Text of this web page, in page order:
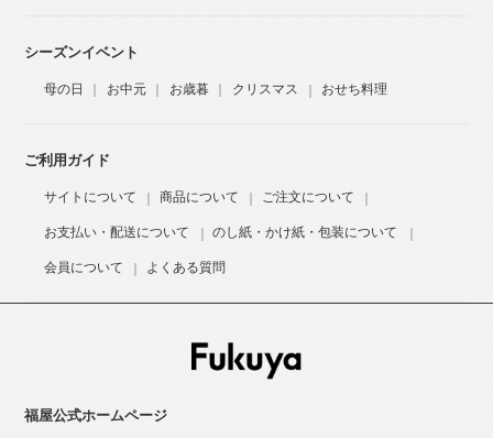
シーズンイベント
母の日 お中元 お歳暮 クリスマス おせち料理
ご利用ガイド
サイトについて 商品について ご注文について
お支払い・配送について のし紙・かけ紙・包装について
会員について よくある質問
福屋公式ホームページ